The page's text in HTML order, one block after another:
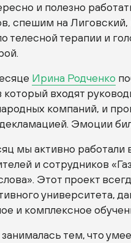
и полезно
спешим на Лиговский,
телесной терапии и
Ирина Родченко
который входят
компаний, и
Эмоции
мы активно работали
и сотрудников
Этот проект
университета,
и комплексное
тем, что